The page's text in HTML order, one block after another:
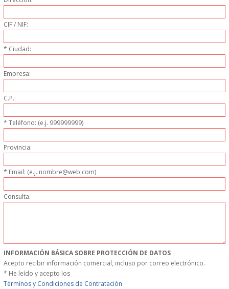
ALMACEN Y TRANSPORTE
COMPLEMENTOS DE BA�O
PERSONAL
MAQUINARIA DE
CIF / NIF:
* Ciudad:
Empresa:
C.P.:
* Teléfono: (e.j. 999999999)
Provincia:
* Email: (e.j. nombre@web.com)
Consulta:
INFORMACIÓN BÁSICA SOBRE PROTECCIÓN DE DATOS
Acepto recibir información comercial, incluso por correo electrónico.
* He leído y acepto los
Términos y Condiciones de Contratación